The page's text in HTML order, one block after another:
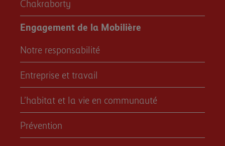
Engagement de la Mobilière
Notre responsabilité
Entreprise et travail
L’habitat et la vie en communauté
Prévention